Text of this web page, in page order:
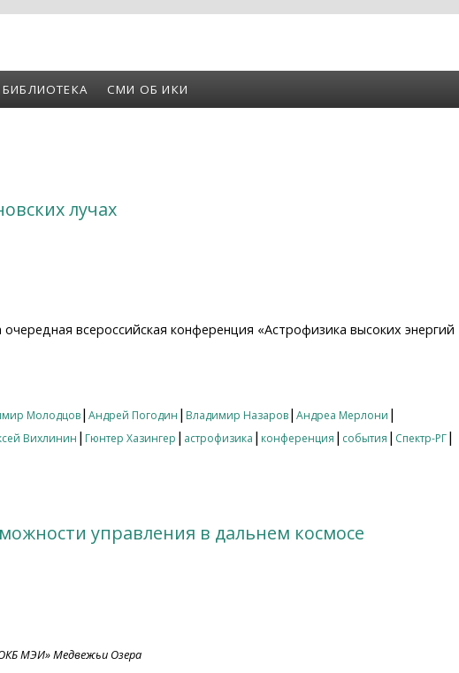
БИБЛИОТЕКА СМИ ОБ ИКИ
лучах
всероссийская конференция «Астрофизика высоких энергий
Молодцов| Андрей Погодин | Владимир Назаров| Андреа Мерлони |
Вихлинин | Гюнтер Хазингер | астрофизика | конференция | события | Спектр-РГ|
управления в дальнем космосе
МЭИ» Медвежьи Озера